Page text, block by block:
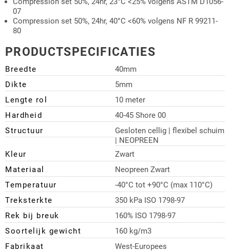
07
Compression set 50%, 24hr, 40°C <60% volgens NF R 99211-
80
PRODUCTSPECIFICATIES
Breedte
40mm
Dikte
5mm
Lengte rol
10 meter
Hardheid
40-45 Shore 00
Structuur
Gesloten cellig | flexibel schuim
| NEOPREEN
Kleur
Zwart
Materiaal
Neopreen Zwart
Temperatuur
-40°C tot +90°C (max 110°C)
Treksterkte
350 kPa ISO 1798-97
Rek bij breuk
160% ISO 1798-97
Soortelijk gewicht
160 kg/m3
Fabrikaat
West-Europees